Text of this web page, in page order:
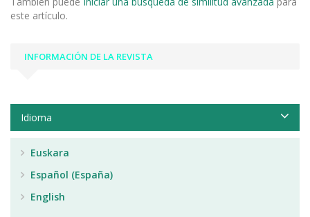
este artículo.
INFORMACIÓN DE LA REVISTA
Idioma
Euskara
Español (España)
English